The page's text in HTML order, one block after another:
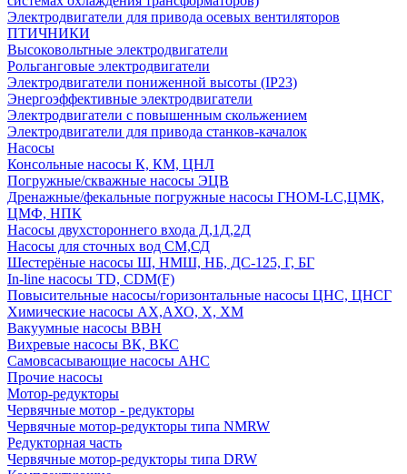
Электродвигатели для привода осевых вентиляторов
ПТИЧНИКИ
Высоковольтные электродвигатели
Рольганговые электродвигатели
Электродвигатели пониженной высоты (IP23)
Энергоэффективные электродвигатели
Электродвигатели с повышенным скольжением
Электродвигатели для привода станков-качалок
Насосы
Консольные насосы К, КМ, ЦНЛ
Погружные/скважные насосы ЭЦВ
Дренажные/фекальные погружные насосы ГНОМ-LC,ЦМК,
ЦМФ, НПК
Насосы двухстороннего входа Д,1Д,2Д
Насосы для сточных вод СМ,СД
Шестерёные насосы Ш, НМШ, НБ, ДС-125, Г, БГ
In-line насосы TD, CDM(F)
Повысительные насосы/горизонтальные насосы ЦНС, ЦНСГ
Химические насосы АХ,АХО, Х, ХМ
Вакуумные насосы ВВН
Вихревые насосы ВК, ВКС
Самовсасывающие насосы АНС
Прочие насосы
Мотор-редукторы
Червячные мотор - редукторы
Червячные мотор-редукторы типа NMRW
Редукторная часть
Червячные мотор-редукторы типа DRW